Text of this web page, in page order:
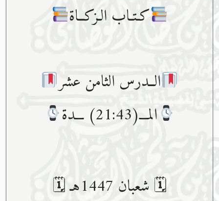
كـتـاب الـزكــاة
الــدرس الثامن عشر
المـــ(21:43) ـــدة
🗓 شعبان 1447هـ 🗓